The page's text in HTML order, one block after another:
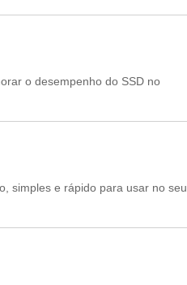
o desempenho do SSD no
simples e rápido para usar no seu